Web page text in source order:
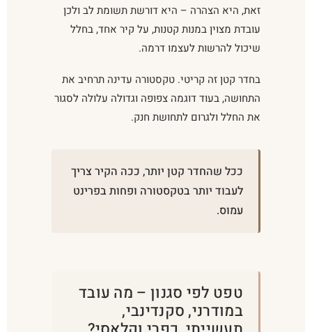
זאת, היא הצהרה – היא דורשת תשומת לב ולכן
עובדת מצוין במנות קטנות, על קיר אחד, בחלל
שיכול להרשות לעצמו דרמה.
בחדר קטן זה קריטי. טקסטורה עדינה תרחיב את
התחושה, בעוד דוגמה צפופה וגדולה עלולה לסגור
את החלל ולגרום לתחושת חנק.
ככל שהחדר קטן יותר, ככה הקיר צריך
לעבוד יותר בטקסטורה ופחות בפרינט
עמוס.
טפט לפי סגנון – מה עובד
במודרני, סקנדינבי,